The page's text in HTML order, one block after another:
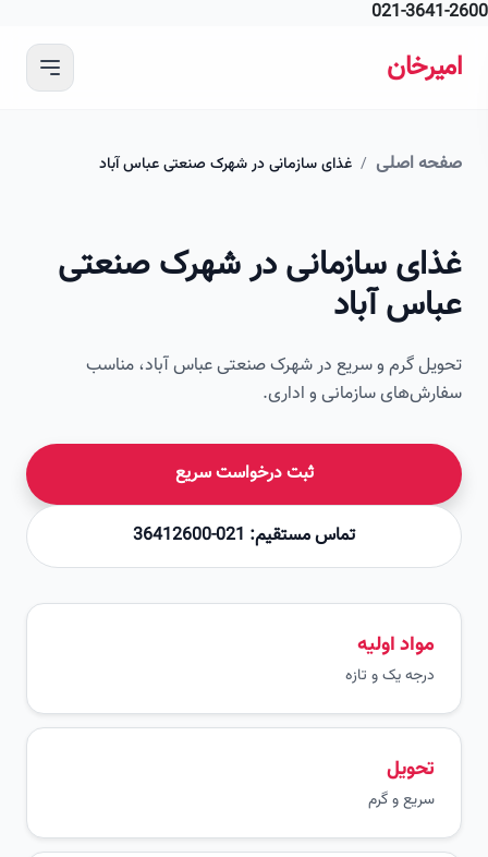
021-
اصلی / غذای سازمانی در شهرک صنعتی عباس آباد
سازمانی در شهرک صنعتی
آباد
گرم و سریع در شهرک صنعتی عباس آباد، مناسب
سازمانی و اداری.
ثبت درخواست سریع
تماس مستقیم: 021-36412600
مواد اولیه
درجه یک و تازه
سریع و گرم
تصویر این صفحه به زودی اضافه می‌شود